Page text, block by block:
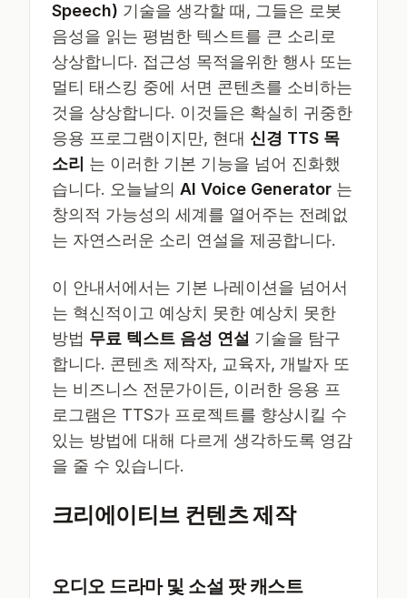
Speech) 기술을 생각할 때, 그들은 로봇
음성을 읽는 평범한 텍스트를 큰 소리로
상상합니다. 접근성 목적을위한 행사 또는
멀티 태스킹 중에 서면 콘텐츠를 소비하는
것을 상상합니다. 이것들은 확실히 귀중한
응용 프로그램이지만, 현대 신경 TTS 목
소리 는 이러한 기본 기능을 넘어 진화했
습니다. 오늘날의 AI Voice Generator 는
창의적 가능성의 세계를 열어주는 전례없
는 자연스러운 소리 연설을 제공합니다.
이 안내서에서는 기본 나레이션을 넘어서
는 혁신적이고 예상치 못한 예상치 못한
방법 무료 텍스트 음성 연설 기술을 탐구
합니다. 콘텐츠 제작자, 교육자, 개발자 또
는 비즈니스 전문가이든, 이러한 응용 프
로그램은 TTS가 프로젝트를 향상시킬 수
있는 방법에 대해 다르게 생각하도록 영감
을 줄 수 있습니다.
크리에이티브 컨텐츠 제작
오디오 드라마 및 소설 팟 캐스트